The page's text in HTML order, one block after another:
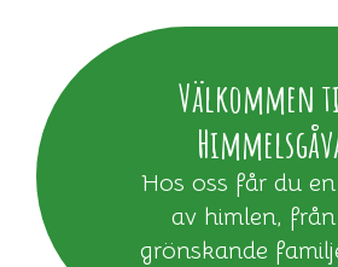
Välkommen
Hos oss får du
av himlen,
grönskande